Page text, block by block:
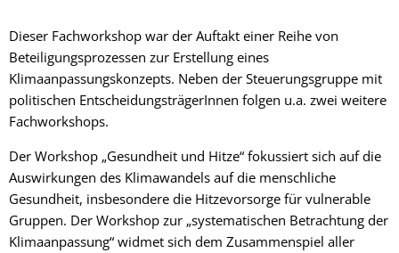
Dieser Fachworkshop war der Auftakt einer Reihe von
Beteiligungsprozessen zur Erstellung eines
Klimaanpassungskonzepts. Neben der Steuerungsgruppe mit
politischen EntscheidungsträgerInnen folgen u.a. zwei weitere
Fachworkshops.
Der Workshop „Gesundheit und Hitze“ fokussiert sich auf die
Auswirkungen des Klimawandels auf die menschliche
Gesundheit, insbesondere die Hitzevorsorge für vulnerable
Gruppen. Der Workshop zur „systematischen Betrachtung der
Klimaanpassung“ widmet sich dem Zusammenspiel aller